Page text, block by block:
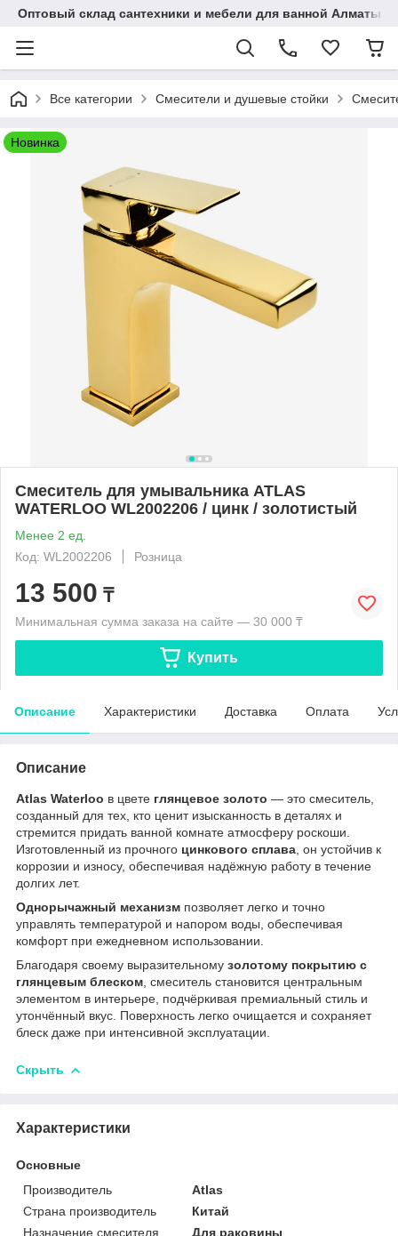
Оптовый склад сантехники и мебели для ванной Алматы •
Все категории Смесители и душевые стойки
Новинка
Смеситель для умывальника ATLAS
WATERLOO WL2002206 / цинк / золотистый
Менее 2 ед.
Код: WL2002206
Розница
13 500 ₸
Минимальная сумма заказа на сайте — 30 000 ₸
Купить
Описание Характеристики Доставка Оплата
Описание
Atlas Waterloo в цвете глянцевое золото — это смеситель,
созданный для тех, кто ценит изысканность в деталях и
стремится придать ванной комнате атмосферу роскоши.
Изготовленный из прочного цинкового сплава , он устойчив к
коррозии и износу, обеспечивая надёжную работу в течение
долгих лет.
Однорычажный механизм позволяет легко и точно
управлять температурой и напором воды, обеспечивая
комфорт при ежедневном использовании.
Благодаря своему выразительному золотому покрытию с
глянцевым блеском , смеситель становится центральным
элементом в интерьере, подчёркивая премиальный стиль и
утончённый вкус. Поверхность легко очищается и сохраняет
блеск даже при интенсивной эксплуатации.
Скрыть
Характеристики
Основные
Производитель
Atlas
Страна производитель
Китай
Назначение смесителя
Для раковины